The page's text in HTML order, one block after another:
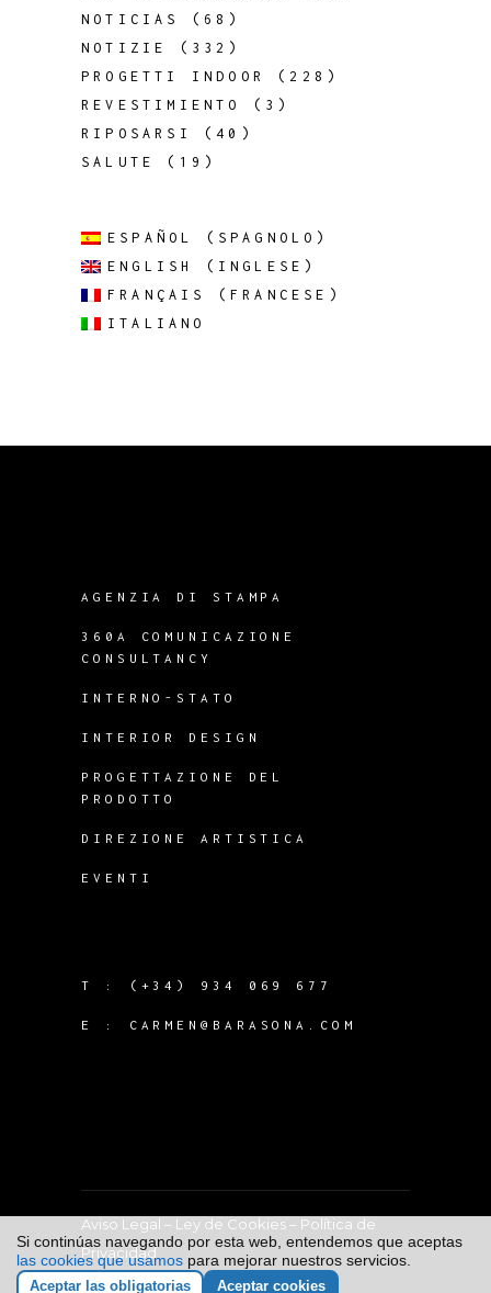
NOTICIAS
(68)
NOTIZIE
(332)
PROGETTI INDOOR
(228)
REVESTIMIENTO
(3)
RIPOSARSI
(40)
SALUTE
(19)
ESPAÑOL ( SPAGNOLO )
ENGLISH
( INGLESE )
FRANÇAIS
(FRANCESE )
ITALIANO
AGENZIA DI STAMPA
360A COMUNICAZIONE
CONSULTANCY
INTERNO-STATO
INTERIOR DESIGN
PROGETTAZIONE DEL
PRODOTTO
DIREZIONE ARTISTICA
EVENTI
T : (+34) 934 069 677
E : CARMEN@BARASONA.COM
Aviso Legal – Ley de Cookies– Política de
Privacidad
Si continúas navegando por esta web, entendemos que aceptas
las cookies que usamos para mejorar nuestros servicios.
Aceptar las obligatorias Aceptar cookies